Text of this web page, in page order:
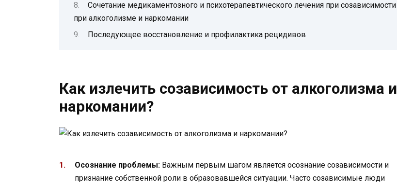
Сочетание медикаментозного и психотерапевтического лечения при созависимости
при алкоголизме и наркомании
Последующее восстановление и профилактика рецидивов
Как излечить созависимость от алкоголизма и
наркомании?
Осознание проблемы: Важным первым шагом является осознание созависимости и
признание собственной роли в образовавшейся ситуации. Часто созависимые люди